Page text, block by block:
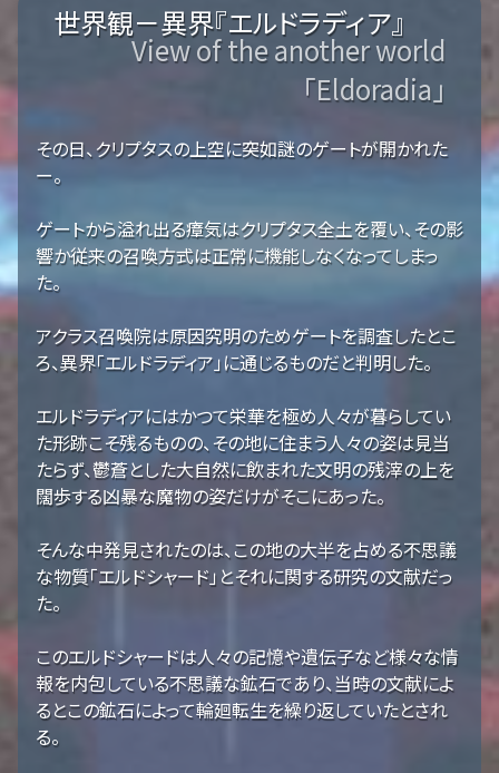
世界観－異界『エルドラディア』
View of the another world
「Eldoradia」
その日、クリプタスの上空に突如謎のゲートが開かれた
ー。
ゲートから溢れ出る瘴気はクリプタス全土を覆い、その影
響か従来の召喚方式は正常に機能しなくなってしまっ
た。
アクラス召喚院は原因究明のためゲートを調査したとこ
ろ、異界「エルドラディア」に通じるものだと判明した。
エルドラディアにはかつて栄華を極め人々が暮らしてい
た形跡こそ残るものの、その地に住まう人々の姿は見当
たらず、鬱蒼とした大自然に飲まれた文明の残滓の上を
闊歩する凶暴な魔物の姿だけがそこにあった。
そんな中発見されたのは、この地の大半を占める不思議
な物質「エルドシャード」とそれに関する研究の文献だっ
た。
このエルドシャードは人々の記憶や遺伝子など様々な情
報を内包している不思議な鉱石であり、当時の文献によ
るとこの鉱石によって輪廻転生を繰り返していたとされ
る。